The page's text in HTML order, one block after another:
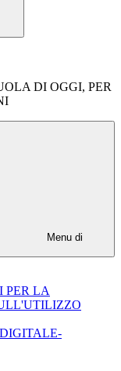
DI OGGI, PER
Menu di
PER LA